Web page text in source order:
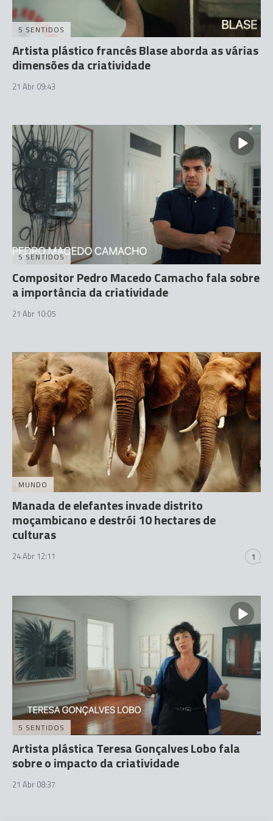
5 SENTIDOS
Artista plástico francês Blase aborda as várias
dimensões da criatividade
21 Abr 09:43
5 SENTIDOS
Compositor Pedro Macedo Camacho fala sobre
a importância da criatividade
21 Abr 10:05
MUNDO
Manada de elefantes invade distrito
moçambicano e destrói 10 hectares de
culturas
24 Abr 12:11 1
5 SENTIDOS
Artista plástica Teresa Gonçalves Lobo fala
sobre o impacto da criatividade
21 Abr 08:37